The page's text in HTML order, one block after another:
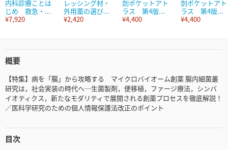
内科診療ことは
じめ 救急・...
¥7,920
レッシング材・
外用薬の選び...
¥2,420
剖ポケットアト
ラス 第4版...
¥4,400
剖ポケットアト
ラス 第4版...
¥4,400
概要
【特集】病を「腸」から攻略する マイクロバイオーム創薬 腸内細菌叢
研究は，社会実装の時代へ─生菌製剤，便移植，ファージ療法，シンバ
イオティクス，新たなモダリティで展開される創薬プロセスを徹底解説！
／医科学研究のための個人情報保護法改正のポイント
目次